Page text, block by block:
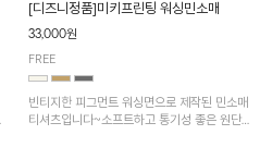
[디즈니정품]미키프린팅 워싱민소매
33,000원
FREE
빈티지한 피그먼트 워싱면으로 제작된 민소매
티셔츠입니다~소프트하고 통기성 좋은 원단